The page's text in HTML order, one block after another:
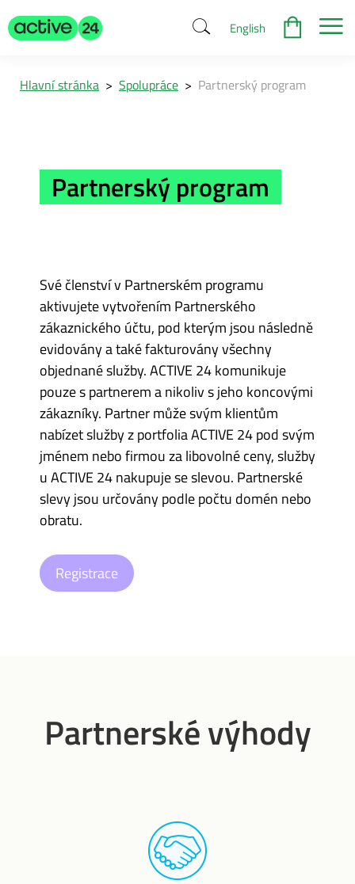
English
Hlavní stránka > Spolupráce > Partnerský program
Partnerský program
Své členství v Partnerském programu
aktivujete vytvořením Partnerského
zákaznického účtu, pod kterým jsou následně
evidovány a také fakturovány všechny
objednané služby. ACTIVE 24 komunikuje
pouze s partnerem a nikoliv s jeho koncovými
zákazníky. Partner může svým klientům
nabízet služby z portfolia ACTIVE 24 pod svým
jménem nebo firmou za libovolné ceny, služby
u ACTIVE 24 nakupuje se slevou. Partnerské
slevy jsou určovány podle počtu domén nebo
obratu.
Registrace
Partnerské výhody